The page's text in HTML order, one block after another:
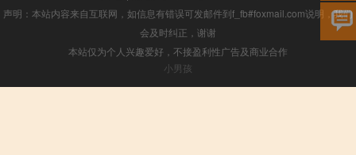
声明：本站内容来自互联网，如信息有错误可发邮件到f_fb#foxmail.com说明，我们
会及时纠正，谢谢
本站仅为个人兴趣爱好，不接盈利性广告及商业合作
小男孩